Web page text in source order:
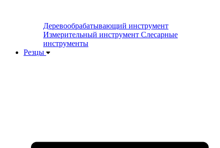
Деревообрабатывающий инструмент
Измерительный инструмент Слесарные
инструменты
Резцы